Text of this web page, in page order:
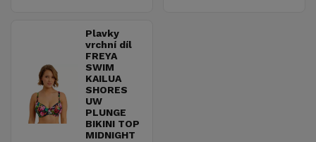
Plavky
vrchní díl
FREYA
SWIM
KAILUA
SHORES
UW
PLUNGE
BIKINI TOP
MIDNIGHT